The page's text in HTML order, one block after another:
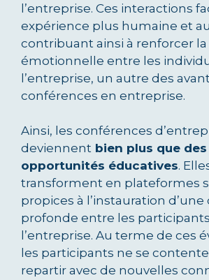
l’entreprise. Ces interactions
expérience plus humaine et
contribuant ainsi à renforcer
émotionnelle entre les
l’entreprise, un autre des
conférences en entreprise.
Ainsi, les conférences
deviennent bien plus que des
opportunités éducatives.
transforment en plateformes
propices à l’instauration
profonde entre les
l’entreprise. Au terme de ces
les participants ne se
repartir avec de nouvelles